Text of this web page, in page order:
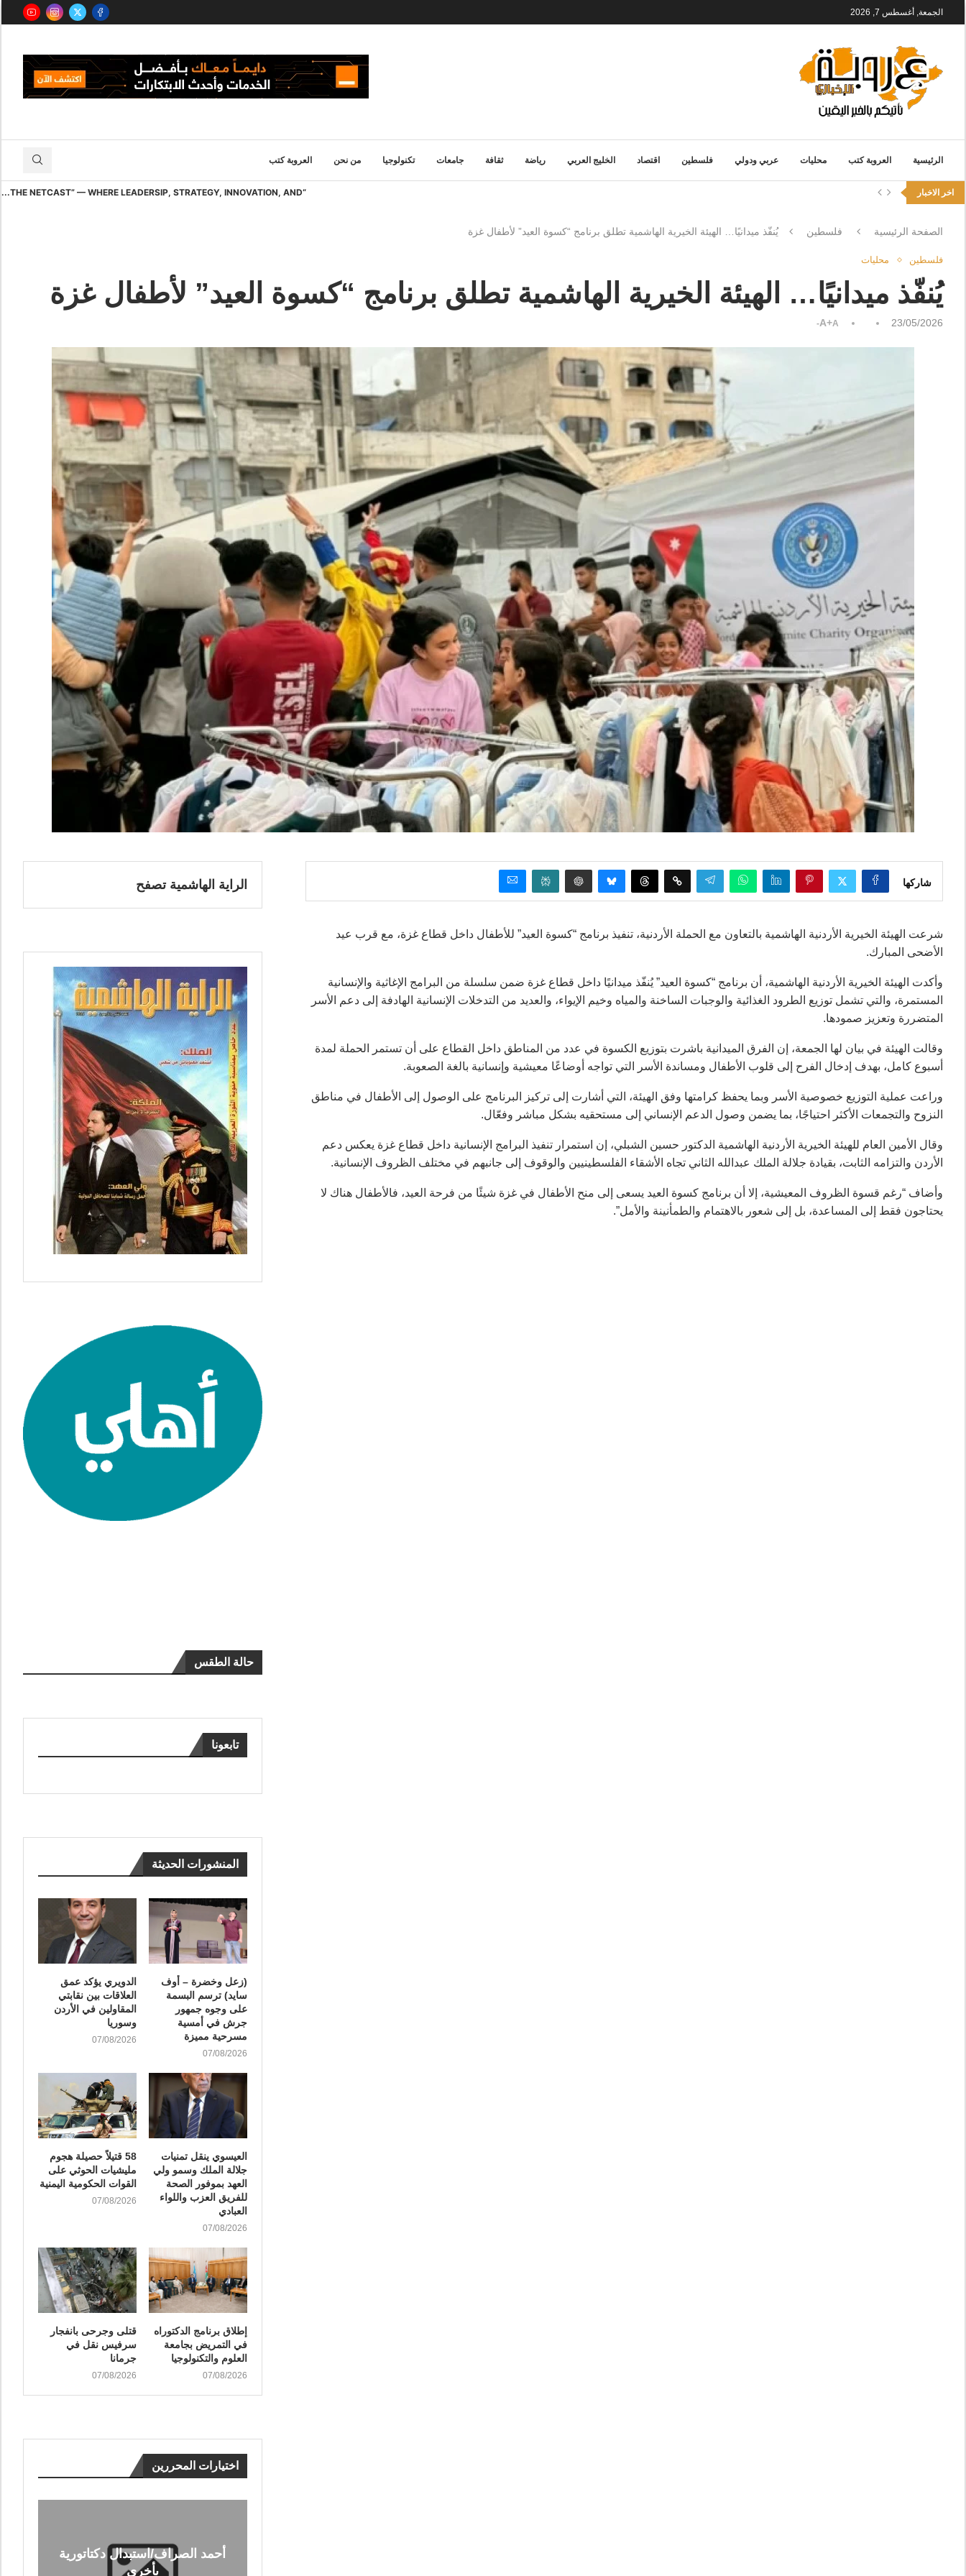
الجمعة, أغسطس 7, 2026
الرئيسية العروبة كتب محليات عربي ودولي فلسطين اقتصاد الخليج العربي رياضة ثقافة جامعات تكنولوجيا من نحن العروبة كتب
اخر الاخبار “THE NETCAST” — WHERE LEADERSIP, STRATEGY, INNOVATION, AND...
الصفحة الرئيسية فلسطين يُنفّذ ميدانيًا… الهيئة الخيرية الهاشمية تطلق برنامج “كسوة العيد” لأطفال غزة
فلسطين محليات
يُنفّذ ميدانيًا… الهيئة الخيرية الهاشمية تطلق برنامج “كسوة العيد” لأطفال غزة
23/05/2026
A+A-
شاركها
شرعت الهيئة الخيرية الأردنية الهاشمية بالتعاون مع الحملة الأردنية، تنفيذ برنامج “كسوة العيد” للأطفال داخل قطاع غزة، مع قرب عيد
الأضحى المبارك.
وأكدت الهيئة الخيرية الأردنية الهاشمية، أن برنامج “كسوة العيد” يُنفّذ ميدانيًا داخل قطاع غزة ضمن سلسلة من البرامج الإغاثية والإنسانية
المستمرة، والتي تشمل توزيع الطرود الغذائية والوجبات الساخنة والمياه وخيم الإيواء، والعديد من التدخلات الإنسانية الهادفة إلى دعم الأسر
المتضررة وتعزيز صمودها.
وقالت الهيئة في بيان لها الجمعة، إن الفرق الميدانية باشرت بتوزيع الكسوة في عدد من المناطق داخل القطاع على أن تستمر الحملة لمدة
أسبوع كامل، بهدف إدخال الفرح إلى قلوب الأطفال ومساندة الأسر التي تواجه أوضاعًا معيشية وإنسانية بالغة الصعوبة.
وراعت عملية التوزيع خصوصية الأسر وبما يحفظ كرامتها وفق الهيئة، التي أشارت إلى تركيز البرنامج على الوصول إلى الأطفال في مناطق
النزوح والتجمعات الأكثر احتياجًا، بما يضمن وصول الدعم الإنساني إلى مستحقيه بشكل مباشر وفعّال.
وقال الأمين العام للهيئة الخيرية الأردنية الهاشمية الدكتور حسين الشبلي، إن استمرار تنفيذ البرامج الإنسانية داخل قطاع غزة يعكس دعم
الأردن والتزامه الثابت، بقيادة جلالة الملك عبدالله الثاني تجاه الأشقاء الفلسطينيين والوقوف إلى جانبهم في مختلف الظروف الإنسانية.
وأضاف “رغم قسوة الظروف المعيشية، إلا أن برنامج كسوة العيد يسعى إلى منح الأطفال في غزة شيئًا من فرحة العيد، فالأطفال هناك لا
يحتاجون فقط إلى المساعدة، بل إلى شعور بالاهتمام والطمأنينة والأمل”.
الراية الهاشمية تصفح
حالة الطقس
تابعونا
المنشورات الحديثة
(زعل وخضرة – أوف
سايد) ترسم البسمة
على وجوه جمهور
جرش في أمسية
مسرحية مميزة
07/08/2026
الدويري يؤكد عمق
العلاقات بين نقابتي
المقاولين في الأردن
وسوريا
07/08/2026
العيسوي ينقل تمنيات
جلالة الملك وسمو ولي
العهد بموفور الصحة
للفريق العزب واللواء
العبادي
07/08/2026
58 قتيلاً حصيلة هجوم
مليشيات الحوثي على
القوات الحكومية اليمنية
07/08/2026
إطلاق برنامج الدكتوراه
في التمريض بجامعة
العلوم والتكنولوجيا
07/08/2026
قتلى وجرحى بانفجار
سرفيس نقل في
جرمانا
07/08/2026
اختيارات المحررين
أحمد الصراف/استبدال دكتاتورية
بأخرى